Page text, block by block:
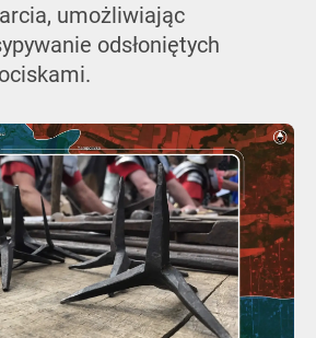
umożliwiając
odsłoniętych